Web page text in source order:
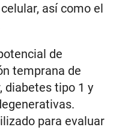
así como el
de
temprana de
diabetes tipo 1 y
para evaluar